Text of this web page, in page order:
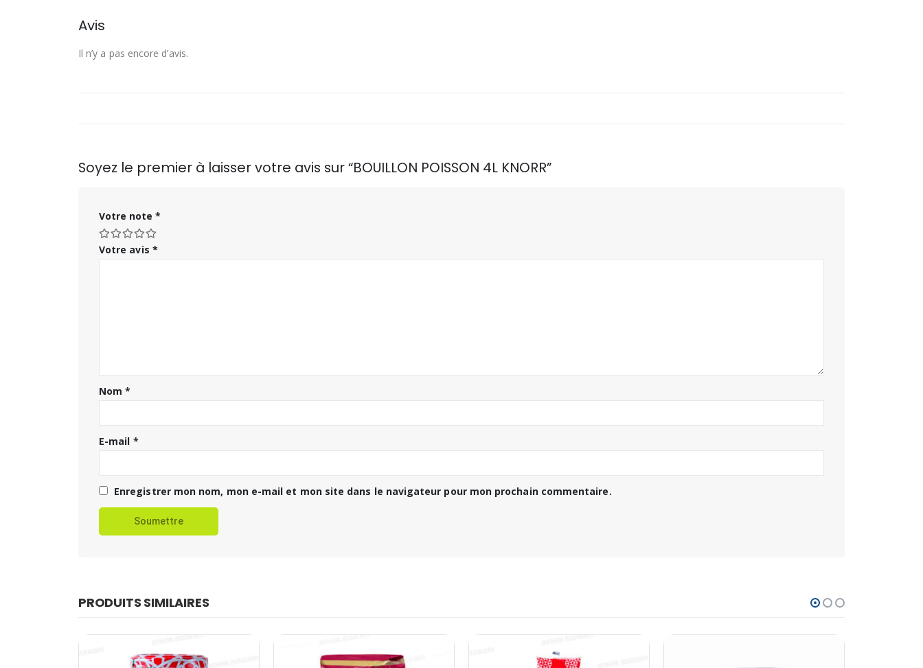
Avis
Il n’y a pas encore d’avis.
Soyez le premier à laisser votre avis sur “BOUILLON POISSON 4L KNORR”
Votre note *
Votre avis *
Nom*
E-mail *
Enregistrer mon nom, mon e-mail et mon site dans le navigateur pour mon prochain commentaire.
PRODUITS SIMILAIRES